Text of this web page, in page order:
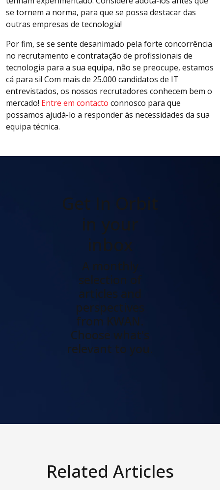
se tornem a norma, para que se possa destacar das
outras empresas de tecnologia!
Por fim, se se sente desanimado pela forte concorrência
no recrutamento e contratação de profissionais de
tecnologia para a sua equipa, não se preocupe, estamos
cá para si! Com mais de 25.000 candidatos de IT
entrevistados, os nossos recrutadores conhecem bem o
mercado! Entre em contacto connosco para que
possamos ajudá-lo a responder às necessidades da sua
equipa técnica.
Get In Orbit
in your
inbox
A monthly
selection of
articles and
perspectives
from KWAN.
Choose what's
relevant to you.
Related Articles